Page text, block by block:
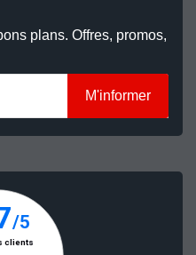
plans. Offres, promos,
M'informer